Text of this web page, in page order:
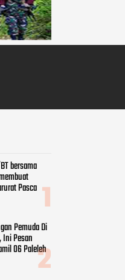
bersama
Pasca
Pemuda Di
Ini Pesan
06 Paleleh